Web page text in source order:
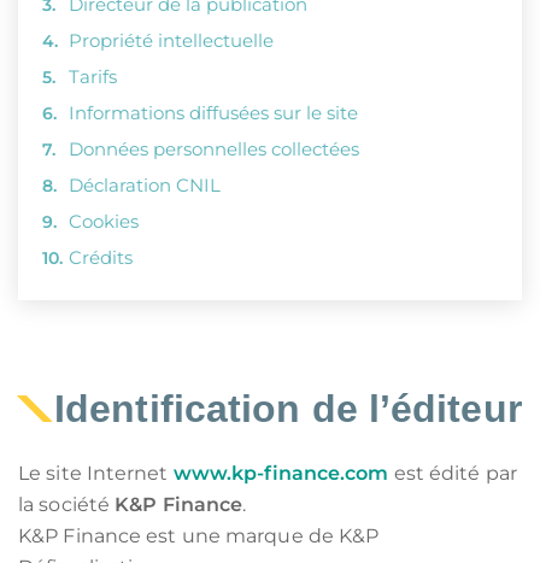
Propriété intellectuelle
Tarifs
Informations diffusées sur le site
Données personnelles collectées
Déclaration CNIL
Cookies
Crédits
Identification de l’éditeur
Le site Internet www.kp-finance.com est édité par
la société K&P Finance.
K&P Finance est une marque de K&P